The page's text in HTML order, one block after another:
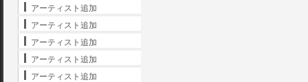
アーティスト追加
アーティスト追加
アーティスト追加
アーティスト追加
アーティスト追加